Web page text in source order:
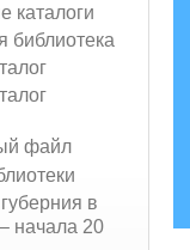
каталоги
библиотека
файл
в
начала 20